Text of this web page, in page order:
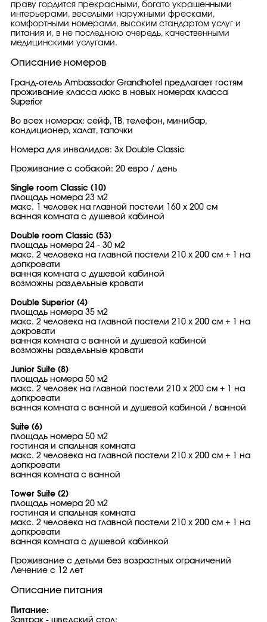
праву гордится прекрасными, богато украшенными
интерьерами, веселыми наружными фресками,
комфортными номерами, высоким стандартом услуг и
питания и, в не последнюю очередь, качественными
медицинскими услугами.
Описание номеров
Гранд-отель Ambassador Grandhotel предлагает гостям
проживание класса люкс в новых номерах класса
Superior
Во всех номерах: сейф, ТВ, телефон, минибар,
кондиционер, халат, тапочки
Номера для инвалидов: 3х Double Classic
Проживание с собакой: 20 евро / день
Single room Classic (10)
площадь номера 23 м2
макс. 1 человек на главной постели 160 х 200 см
ванная комната с душевой кабиной
Double room Classic (53)
площадь номера 24 - 30 м2
макс. 2 человека на главной постели 210 х 200 см + 1 на
допкровати
ванная комната с душевой кабиной
возможны раздельные кровати
Double Superior (4)
площадь номера 35 м2
макс. 2 человека на главной постели 210 х 200 см + 1 на
докровати
ванная комната с ванной и душевой кабиной
возможны раздельные кровати
Junior Suite (8)
площадь номера 50 м2
макс. 2 человек на главной постели 210 х 200 см + 1 на
допкровати
ванная комната с ванной и душевой кабиной / ванной
Suite (6)
площадь номера 50 м2
гостиная и спальная комната
макс. 2 человека на главной постели 210 х 200 см + 1 на
допкровати
ванная комната с ванной
Tower Suite (2)
площадь номера 20 м2
гостиная и спальная комната
макс. 2 человека на главной постели 210 х 200 см + 1 на
допкровати
ванная комната с душевой кабинкой
Проживание с детьми без возрастных ограничений
Лечение с 12 лет
Описание питания
Питание:
Завтрак - шведский стол: